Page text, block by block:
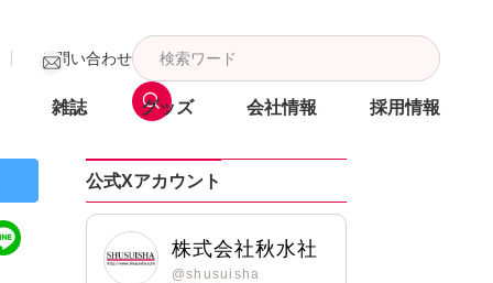
お問い合わせ
雑誌 グッズ 会社情報 採用情報
公式Xアカウント
株式会社秋水社
@shusuisha